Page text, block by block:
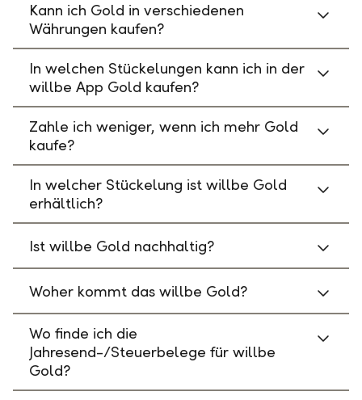
Kann ich Gold in verschiedenen
Währungen kaufen?
In welchen Stückelungen kann ich in der
willbe App Gold kaufen?
Zahle ich weniger, wenn ich mehr Gold
kaufe?
In welcher Stückelung ist willbe Gold
erhältlich?
Ist willbe Gold nachhaltig?
Woher kommt das willbe Gold?
Wo finde ich die
Jahresend-/Steuerbelege für willbe
Gold?